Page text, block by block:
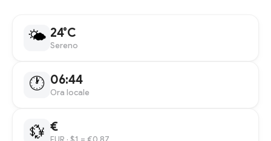
🌤 24°C
Sereno
🕐 06:44
Ora locale
💱 €